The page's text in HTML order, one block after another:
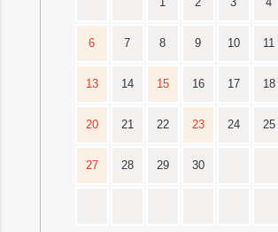
6 7 8 9 10 11
13 14 15 16 17 18
20 21 22 23 24 25
27 28 29 30